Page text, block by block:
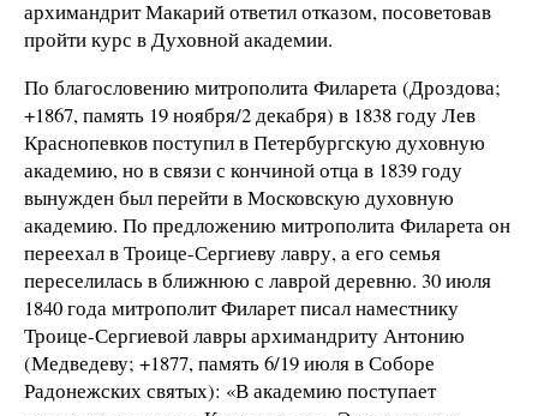
архимандрит Макарий ответил отказом, посоветовав
пройти курс в Духовной академии.
По благословению митрополита Филарета (Дроздова;
+1867, память 19 ноября/2 декабря) в 1838 году Лев
Краснопевков поступил в Петербургскую духовную
академию, но в связи с кончиной отца в 1839 году
вынужден был перейти в Московскую духовную
академию. По предложению митрополита Филарета он
переехал в Троице-Сергиеву лавру, а его семья
переселилась в ближнюю с лаврой деревню. 30 июля
1840 года митрополит Филарет писал наместнику
Троице-Сергиевой лавры архимандриту Антонию
(Медведеву; +1877, память 6/19 июля в Соборе
Радонежских святых): «В академию поступает